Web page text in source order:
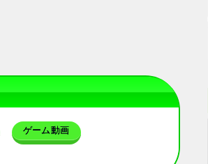
ゲーム動画